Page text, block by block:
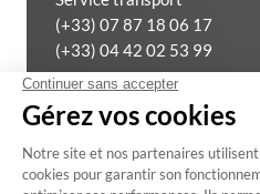
(+33) 07 87 18 06 17
(+33) 04 42 02 53 99
Exercer mon